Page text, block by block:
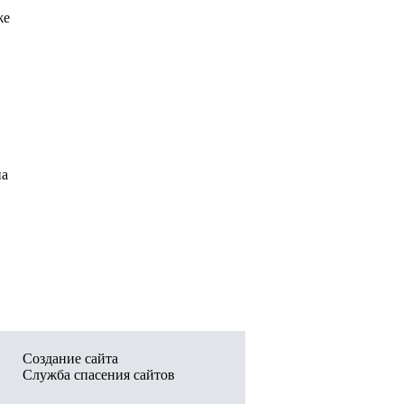
Создание сайта
Служба спасения сайтов